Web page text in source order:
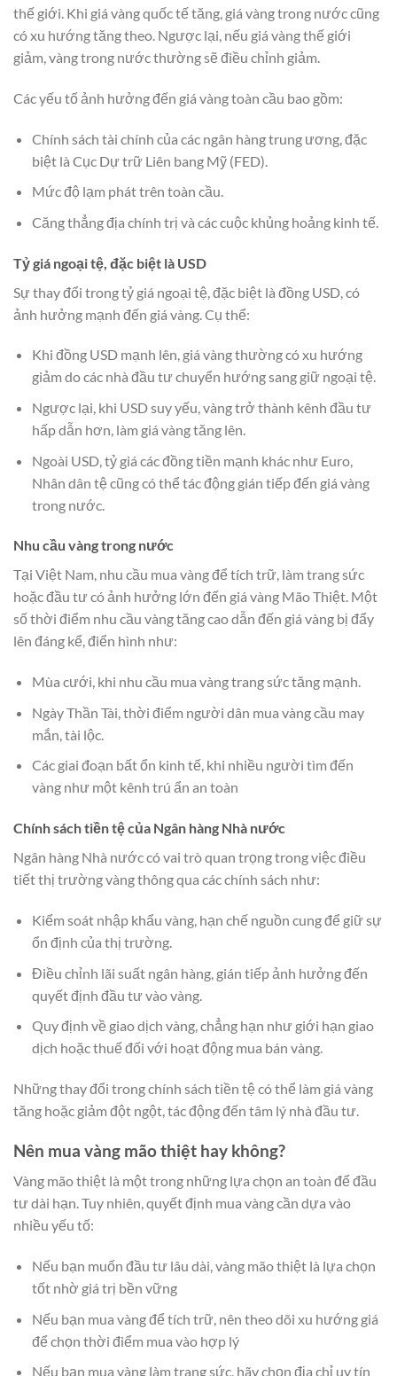
thế giới. Khi giá vàng quốc tế tăng, giá vàng trong nước cũng
có xu hướng tăng theo. Ngược lại, nếu giá vàng thế giới
giảm, vàng trong nước thường sẽ điều chỉnh giảm.
Các yếu tố ảnh hưởng đến giá vàng toàn cầu bao gồm:
Chính sách tài chính của các ngân hàng trung ương, đặc
biệt là Cục Dự trữ Liên bang Mỹ (FED).
Mức độ lạm phát trên toàn cầu.
Căng thẳng địa chính trị và các cuộc khủng hoảng kinh tế.
Tỷ giá ngoại tệ, đặc biệt là USD
Sự thay đổi trong tỷ giá ngoại tệ, đặc biệt là đồng USD, có
ảnh hưởng mạnh đến giá vàng. Cụ thể:
Khi đồng USD mạnh lên, giá vàng thường có xu hướng
giảm do các nhà đầu tư chuyển hướng sang giữ ngoại tệ.
Ngược lại, khi USD suy yếu, vàng trở thành kênh đầu tư
hấp dẫn hơn, làm giá vàng tăng lên.
Ngoài USD, tỷ giá các đồng tiền mạnh khác như Euro,
Nhân dân tệ cũng có thể tác động gián tiếp đến giá vàng
trong nước.
Nhu cầu vàng trong nước
Tại Việt Nam, nhu cầu mua vàng để tích trữ, làm trang sức
hoặc đầu tư có ảnh hưởng lớn đến giá vàng Mão Thiệt. Một
số thời điểm nhu cầu vàng tăng cao dẫn đến giá vàng bị đẩy
lên đáng kể, điển hình như:
Mùa cưới, khi nhu cầu mua vàng trang sức tăng mạnh.
Ngày Thần Tài, thời điểm người dân mua vàng cầu may
mắn, tài lộc.
Các giai đoạn bất ổn kinh tế, khi nhiều người tìm đến
vàng như một kênh trú ẩn an toàn
Chính sách tiền tệ của Ngân hàng Nhà nước
Ngân hàng Nhà nước có vai trò quan trọng trong việc điều
tiết thị trường vàng thông qua các chính sách như:
Kiểm soát nhập khẩu vàng, hạn chế nguồn cung để giữ sự
ổn định của thị trường.
Điều chỉnh lãi suất ngân hàng, gián tiếp ảnh hưởng đến
quyết định đầu tư vào vàng.
Quy định về giao dịch vàng, chẳng hạn như giới hạn giao
dịch hoặc thuế đối với hoạt động mua bán vàng.
Những thay đổi trong chính sách tiền tệ có thể làm giá vàng
tăng hoặc giảm đột ngột, tác động đến tâm lý nhà đầu tư.
Nên mua vàng mão thiệt hay không?
Vàng mão thiệt là một trong những lựa chọn an toàn để đầu
tư dài hạn. Tuy nhiên, quyết định mua vàng cần dựa vào
nhiều yếu tố:
Nếu bạn muốn đầu tư lâu dài, vàng mão thiệt là lựa chọn
tốt nhờ giá trị bền vững
Nếu bạn mua vàng để tích trữ, nên theo dõi xu hướng giá
để chọn thời điểm mua vào hợp lý
Nếu bạn mua vàng làm trang sức, hãy chọn địa chỉ uy tín